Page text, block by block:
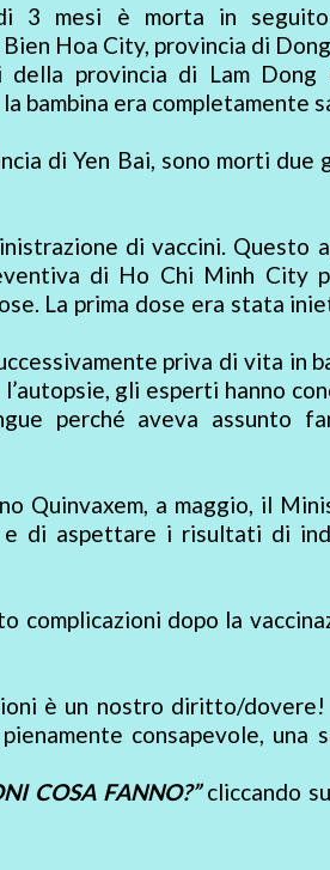
3 mesi è morta in
Hoa City, provincia di
provincia di Lam Dong
bambina era completamente
di Yen Bai, sono morti due
di vaccini. Questo
di Ho Chi Minh City
La prima dose era stata
priva di vita in
gli esperti hanno
perché aveva assunto
Quinvaxem, a maggio, il
di aspettare i risultati di
complicazioni dopo la
è un nostro diritto/dovere!
consapevole, una
COSA FANNO?”cliccando